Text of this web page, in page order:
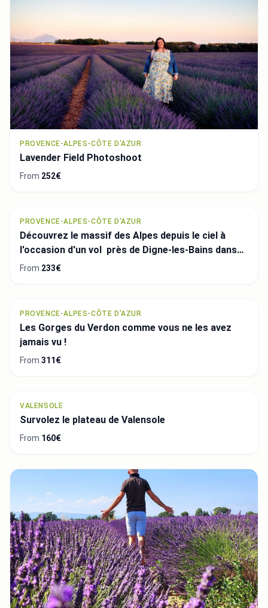
PROVENCE-ALPES-CÔTE D'AZUR
Lavender Field Photoshoot
From 252€
PROVENCE-ALPES-CÔTE D'AZUR
Découvrez le massif des Alpes depuis le ciel à
l'occasion d'un vol près de Digne-les-Bains dans
les Alpes de Haute Provence.
From 233€
PROVENCE-ALPES-CÔTE D'AZUR
Les Gorges du Verdon comme vous ne les avez
jamais vu !
From 311€
VALENSOLE
Survolez le plateau de Valensole
From 160€